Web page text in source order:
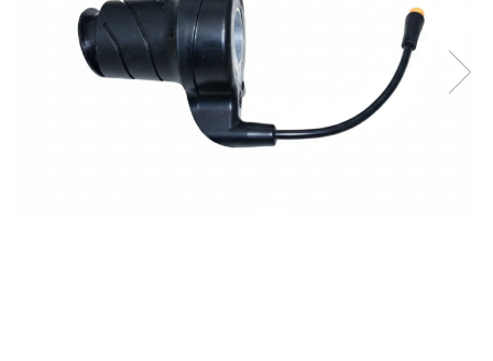
https://www.doctortrotineta.ro/frane
Discuri frana
Placute de frana